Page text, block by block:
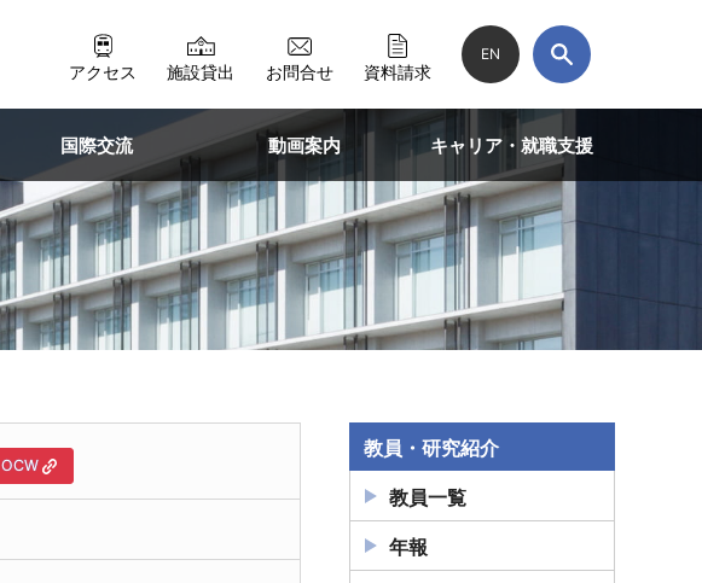
アクセス 施設貸出 お問合せ 資料請求
EN
国際交流 動画案内 キャリア・就職支援
OCW
教員・研究紹介
教員一覧
年報